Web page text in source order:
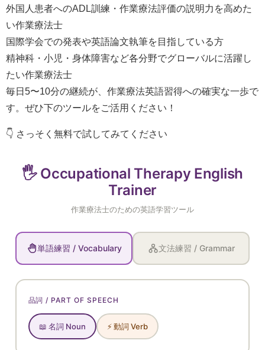
外国人患者へのADL訓練・作業療法評価の説明力を高めた
い作業療法士
国際学会での発表や英語論文執筆を目指している方
精神科・小児・身体障害など各分野でグローバルに活躍し
たい作業療法士
毎日5〜10分の継続が、作業療法英語習得への確実な一歩で
す。ぜひ下のツールをご活用ください！
👇 さっそく無料で試してみてください
🖐️ Occupational Therapy English
Trainer
作業療法士のための英語学習ツール
単語練習 / Vocabulary 文法練習 / Grammar
品詞 / PART OF SPEECH
📖 名詞 Noun ⚡ 動詞 Verb